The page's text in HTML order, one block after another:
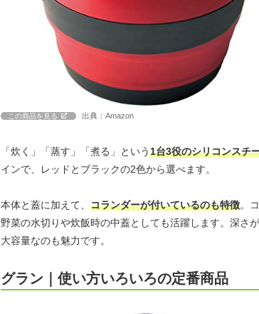
この商品を見る 出典：Amazon
「炊く」「蒸す」「煮る」という1台3役のシリコンスチ
インで、レッドとブラックの2色から選べます。
本体と蓋に加えて、 コランダーが付いているのも特徴。
野菜の水切りや炊飯時の中蓋としても活躍します。深さ
大容量なのも魅力です。
グラン｜使い方いろいろの定番商品